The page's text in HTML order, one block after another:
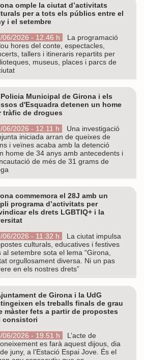
omple la ciutat d’activitats
per a tots els públics entre el
i el setembre
06/2026 - 12.46 h
La programació
hores del conte, espectacles,
tallers i itineraris repartits per
museus, places i parcs de
Municipal de Girona i els
d'Esquadra detenen un home
tràfic de drogues
06/2026 - 12.11 h
Una investigació
iniciada arran de queixes de
i veïnes acaba amb la detenció
home de 34 anys amb antecedents i
de més de 31 grams de
commemora el 28J amb un
programa d’activitats per
els drets LGBTIQ+ i la
06/2026 - 11.32 h
La ciutat impulsa
culturals, educatives i festives
al setembre sota el lema “Girona,
orgullosament diversa. Ni un pas
en els nostres drets”
de Girona i la UdG
els treballs finals de grau
màster fets a partir de propostes
consistori
06/2026 - 19.51 h
L’acte de
es farà aquest dijous, dia
juny, a l’Estació Espai Jove. És el